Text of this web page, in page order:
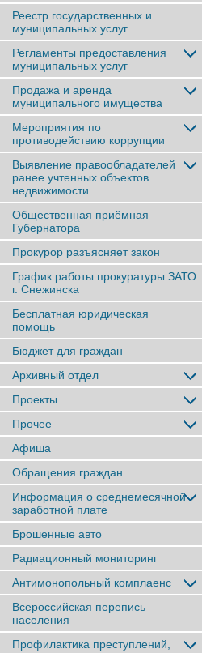
Реестр государственных и
муниципальных услуг
Регламенты предоставления
муниципальных услуг
Продажа и аренда
муниципального имущества
Мероприятия по
противодействию коррупции
Выявление правообладателей
ранее учтенныx объектов
недвижимости
Общественная приёмная
Губернатора
Прокурор разъясняет закон
График работы прокуратуры ЗАТО
г. Снежинска
Бесплатная юридическая
помощь
Бюджет для граждан
Архивный отдел
Проекты
Прочее
Афиша
Обращения граждан
Информация о среднемесячной
заработной плате
Брошенные авто
Радиационный мониторинг
Антимонопольный комплаенс
Всероссийская перепись
населения
Профилактика преступлений,